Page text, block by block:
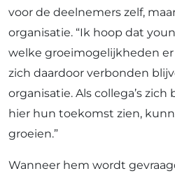
voor de deelnemers zelf,
organisatie. “Ik hoop dat
welke groeimogelijkheden
zich daardoor verbonden
organisatie. Als collega’s
hier hun toekomst zien,
groeien.”
Wanneer hem wordt